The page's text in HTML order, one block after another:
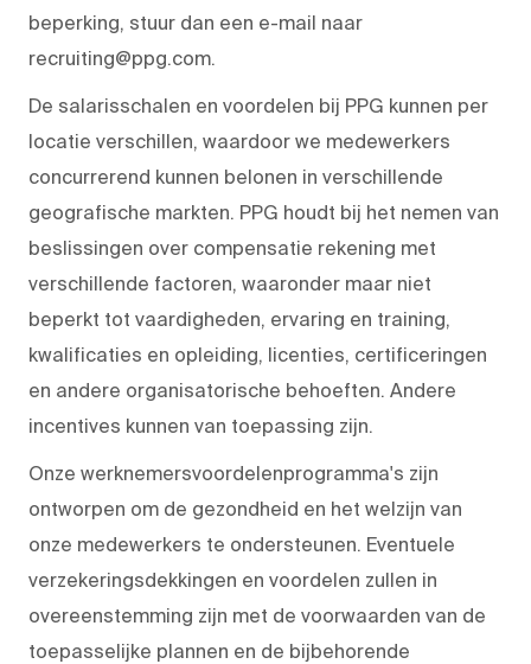
beperking, stuur dan een e-mail naar
recruiting@ppg.com.
De salarisschalen en voordelen bij PPG kunnen per
locatie verschillen, waardoor we medewerkers
concurrerend kunnen belonen in verschillende
geografische markten. PPG houdt bij het nemen van
beslissingen over compensatie rekening met
verschillende factoren, waaronder maar niet
beperkt tot vaardigheden, ervaring en training,
kwalificaties en opleiding, licenties, certificeringen
en andere organisatorische behoeften. Andere
incentives kunnen van toepassing zijn.
Onze werknemersvoordelenprogramma's zijn
ontworpen om de gezondheid en het welzijn van
onze medewerkers te ondersteunen. Eventuele
verzekeringsdekkingen en voordelen zullen in
overeenstemming zijn met de voorwaarden van de
toepasselijke plannen en de bijbehorende